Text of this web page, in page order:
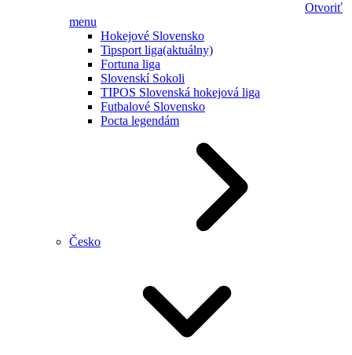
Otvoriť
menu
Hokejové Slovensko
Tipsport liga(aktuálny)
Fortuna liga
Slovenskí Sokoli
TIPOS Slovenská hokejová liga
Futbalové Slovensko
Pocta legendám
Česko